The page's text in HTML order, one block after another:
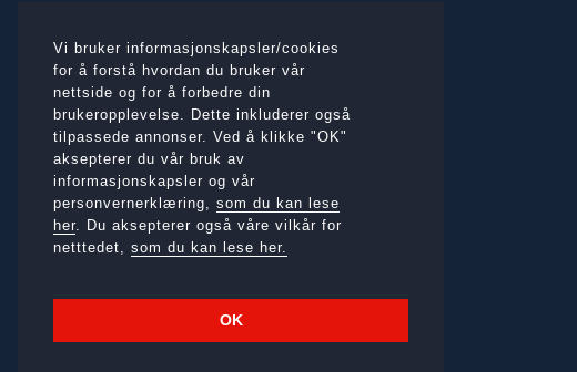
Vi bruker informasjonskapsler/cookies
for å forstå hvordan du bruker vår
nettside og for å forbedre din
brukeropplevelse. Dette inkluderer også
tilpassede annonser. Ved å klikke "OK"
aksepterer du vår bruk av
informasjonskapsler og vår
personvernerklæring, som du kan lese
her . Du aksepterer også våre vilkår for
netttedet, som du kan lese her.
OK
BESØKSADRESSE
Bromsveien 23, 3183 Horten
Telefon:975 40 250
E-post: post@knutlangaas.no
Org.nr.:990 027 684
POST-/ FAKTURAADRESSE
Faktura til: post@knutlangaas.no